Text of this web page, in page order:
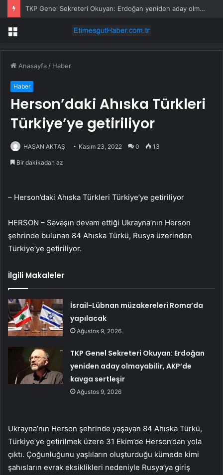
TKP Genel Sekreteri Okuyan: Erdoğan yeniden aday olmayabilir, AKP’de kavga sertleşir
Menü
Anasayfa / Haber
Haber
Herson’daki Ahıska Türkleri
Türkiye’ye getiriliyor
HASAN AKTAŞ Kasım 23, 2022 0 13
Bir dakikadan az
– Herson’daki Ahıska Türkleri Türkiye’ye getiriliyor
HERSON – Savaşın devam ettiği Ukrayna’nın Herson
şehrinde bulunan 84 Ahıska Türkü, Rusya üzerinden
Türkiye’ye getiriliyor.
İlgili Makaleler
İsrail-Lübnan müzakereleri Roma’da
yapılacak
Ağustos 9, 2026
TKP Genel Sekreteri Okuyan: Erdoğan
yeniden aday olmayabilir, AKP’de
kavga sertleşir
Ağustos 9, 2026
Ukrayna’nın Herson şehrinde yaşayan 84 Ahıska Türkü,
Türkiye’ye getirilmek üzere 31 Ekim’de Herson’dan yola
çıktı. Çoğunluğunu yaşlıların oluşturduğu kümede kimi
şahısların evrak eksiklikleri nedeniyle Rusya’ya giriş